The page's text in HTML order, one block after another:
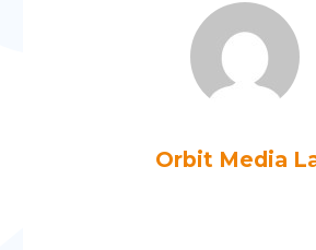
Orbit Media